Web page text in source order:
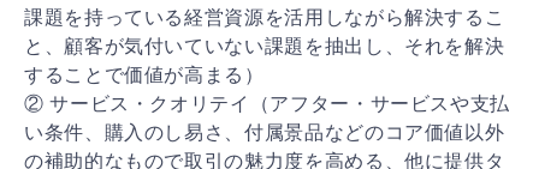
課題を持っている経営資源を活用しながら解決するこ
と、顧客が気付いていない課題を抽出し、それを解決
することで価値が高まる）
② サービス・クオリテイ（アフター・サービスや支払
い条件、購入のし易さ、付属景品などのコア価値以外
の補助的なもので取引の魅力度を高める、他に提供タ